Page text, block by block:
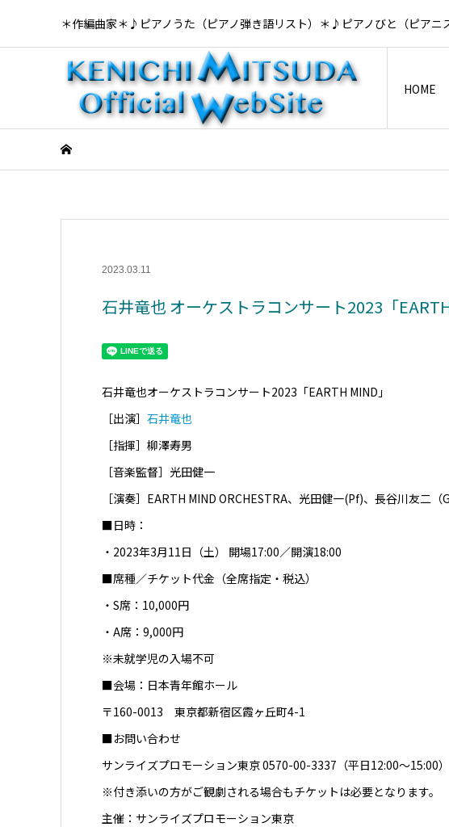
＊作編曲家＊♪ピアノうた（ピアノ弾き語リスト）＊♪ピアノびと（ピアニス
HOME
2023.03.11
石井竜也 オーケストラコンサート2023「EARTH
石井竜也オーケストラコンサート2023「EARTH MIND」
［出演］ 石井竜也
［指揮］柳澤寿男
［音楽監督］光田健一
［演奏］EARTH MIND ORCHESTRA、光田健一(Pf)、長谷川友二
■日時：
・2023年3月11日（土） 開場17:00／開演18:00
■席種／チケット代金（全席指定・税込）
・S席：10,000円
・A席：9,000円
※未就学児の入場不可
■会場：日本青年館ホール
〒160-0013 東京都新宿区霞ヶ丘町4-1
■お問い合わせ
サンライズプロモーション東京 0570-00-3337（平日12:00～15:00）
※付き添いの方がご観劇される場合もチケットは必要となります。
主催：サンライズプロモーション東京